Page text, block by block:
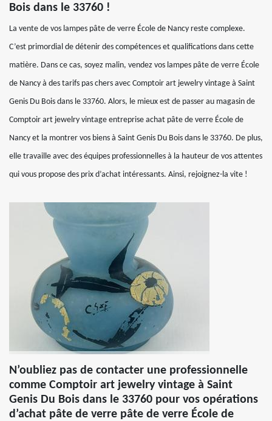
Bois dans le 33760 !
La vente de vos lampes pâte de verre École de Nancy reste complexe.
C’est primordial de détenir des compétences et qualifications dans cette
matière. Dans ce cas, soyez malin, vendez vos lampes pâte de verre École
de Nancy à des tarifs pas chers avec Comptoir art jewelry vintage à Saint
Genis Du Bois dans le 33760. Alors, le mieux est de passer au magasin de
Comptoir art jewelry vintage entreprise achat pâte de verre École de
Nancy et la montrer vos biens à Saint Genis Du Bois dans le 33760. De plus,
elle travaille avec des équipes professionnelles à la hauteur de vos attentes
qui vous propose des prix d’achat intéressants. Ainsi, rejoignez-la vite !
N’oubliez pas de contacter une professionnelle
comme Comptoir art jewelry vintage à Saint
Genis Du Bois dans le 33760 pour vos opérations
d’achat pâte de verre pâte de verre École de